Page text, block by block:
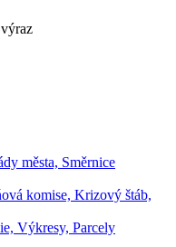
města, Směrnice
komise, Krizový štáb,
Výkresy, Parcely